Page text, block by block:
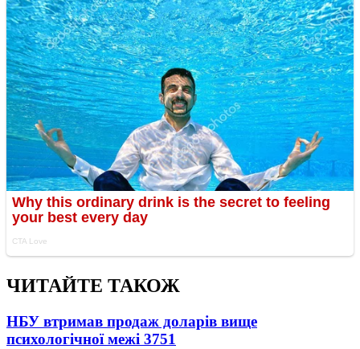
ЧИТАЙТЕ ТАКОЖ
НБУ втримав продаж доларів вище
психологічної межі 3751